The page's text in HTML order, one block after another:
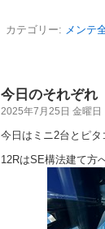
カテゴリー: メンテ
今日のそれぞれ
2025年7月25日 金曜日
今日はミニ2台とピタ
12RはSE構法建て方